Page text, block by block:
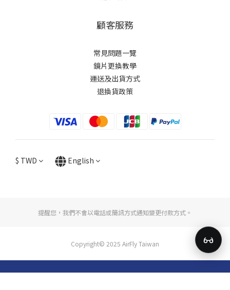
顧客服務
常見問題一覽
鏡片更換教學​
運送及出貨方式
退換貨政策
$ TWD English
提醒您，我們不會以電話或簡訊方式通知變更付款方式。
Copyright© 2025 AirFly Taiwan